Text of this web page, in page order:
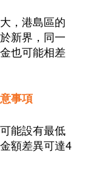
，港島區的
新界，同一
也可能相差
事項
能設有最低
額差異可達4